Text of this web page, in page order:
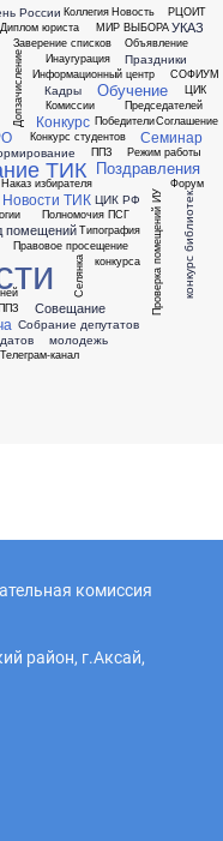
России
Диплом юриста
Допзачисление
Заверение списков
ТИК
Инаугурация
Информационный центр
Кадры
Коллегия
Комиссии
Конкурс
Конкурс студентов
МИР ВЫБОРА
Наказ избирателя
Новости ТИК
Новость
Обучение
помещений
Объявление
ППЗ
Победители
Поздравления
Полномочия ПСГ
Правовое просещение
Праздники
Председателей
Проверка помещений ИУ
РЦОИТ
Режим работы
СОФИУМ
Селянка
Семинар
Собрание депутатов
Совещание
Соглашение
Телеграм-канал
Типография
УКАЗ
Форум
ЦИК
ЦИК РФ конкурс библиотек
конкурса
молодежь
комиссия
район, г.Аксай,